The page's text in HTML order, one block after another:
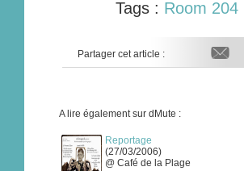
Tags : Room 204|
Partager cet article :
A lire également sur dMute :
Reportage
(27/03/2006)
@ Café de la Plage